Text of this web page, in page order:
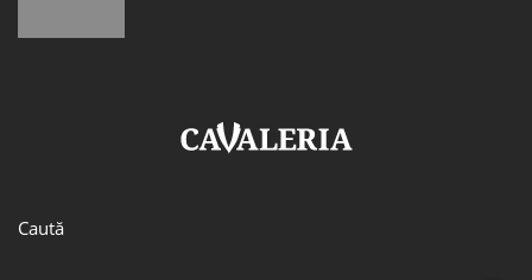
Caută